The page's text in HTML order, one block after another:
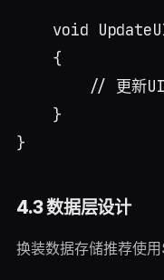
void
    {
// 更新
    }
4.3 数据层设计
换装数据存储推荐使